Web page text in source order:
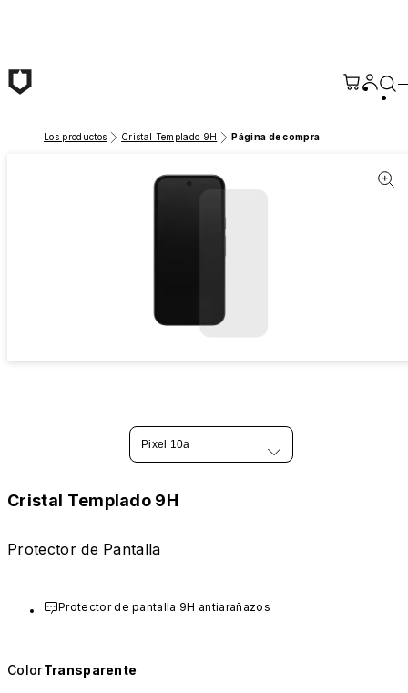
Los productos Cristal Templado 9H Página de compra
Pixel 10a
Cristal Templado 9H
Protector de Pantalla
Protector de pantalla 9H antiarañazos
ColorTransparente